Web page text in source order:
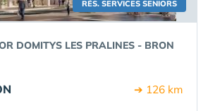
RÉS. SERVICES SENIORS
DOMITYS LES PRALINES - BRON
➔ 126 km